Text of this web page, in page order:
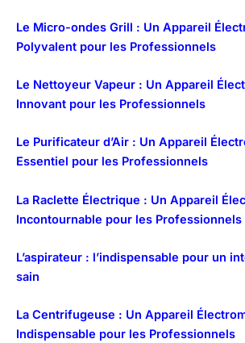
Le Micro-ondes Grill : Un Appareil
Polyvalent pour les Professionnels
Le Nettoyeur Vapeur : Un Appareil
Innovant pour les Professionnels
Le Purificateur d’Air : Un Appareil
Essentiel pour les Professionnels
La Raclette Électrique : Un Appareil
Incontournable pour les Professionnels
L’aspirateur : l’indispensable pour un
sain
La Centrifugeuse : Un Appareil
Indispensable pour les Professionnels